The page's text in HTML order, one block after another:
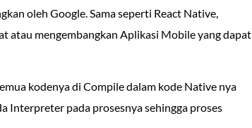
oleh Google. Sama seperti React Native,
atau mengembangkan Aplikasi Mobile yang dapat
kodenya di Compile dalam kode Native nya
Interpreter pada prosesnya sehingga proses